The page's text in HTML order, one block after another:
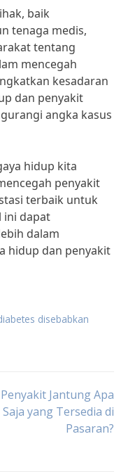
baik
tenaga medis,
tentang
mencegah
kesadaran
dan penyakit
angka kasus
hidup kita
penyakit
terbaik untuk
ini dapat
dalam
hidup dan penyakit
disebabkan
Jantung Apa
Saja yang Tersedia di
Pasaran?